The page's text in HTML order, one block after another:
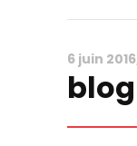
6 juin 2016